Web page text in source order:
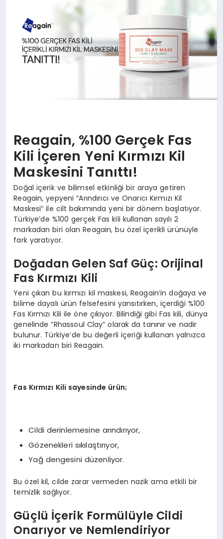
Reagain, %100 Gerçek Fas
Kili İçeren Yeni Kırmızı Kil
Maskesini Tanıttı!
Doğal içerik ve bilimsel etkinliği bir araya getiren
Reagain, yepyeni “Arındırıcı ve Onarıcı Kırmızı Kil
Maskesi” ile cilt bakımında yeni bir dönem başlatıyor.
Türkiye’de %100 gerçek Fas kili kullanan sayılı 2
markadan biri olan Reagain, bu özel içerikli ürünüyle
fark yaratıyor.
Doğadan Gelen Saf Güç: Orijinal
Fas Kırmızı Kili
Yeni çıkan bu kırmızı kil maskesi, Reagain’in doğaya ve
bilime dayalı ürün felsefesini yansıtırken, içerdiği %100
Fas Kırmızı Kili ile öne çıkıyor. Bilindiği gibi Fas kili, dünya
genelinde “Rhassoul Clay” olarak da tanınır ve nadir
bulunur. Türkiye’de bu değerli içeriği kullanan yalnızca
iki markadan biri Reagain.
Fas Kırmızı Kili sayesinde ürün;
Cildi derinlemesine arındırıyor,
Gözenekleri sıkılaştırıyor,
Yağ dengesini düzenliyor.
Bu özel kil, cilde zarar vermeden nazik ama etkili bir
temizlik sağlıyor.
Güçlü İçerik Formülüyle Cildi
Onarıyor ve Nemlendiriyor